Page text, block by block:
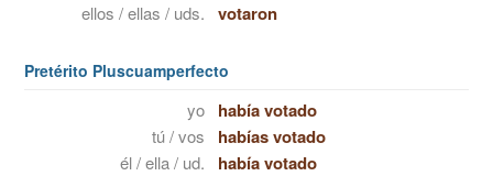
ellos / ellas / uds. votaron
Pretérito Pluscuamperfecto
yo había votado
tú / vos habías votado
él / ella / ud. había votado